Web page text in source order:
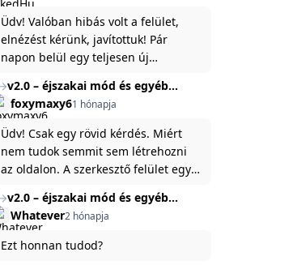
Üdv! Valóban hibás volt a felület,
elnézést kérünk, javítottuk! Pár
napon belül egy teljesen új
weboldal legújabb, 3.0-ás verzióját,
és vélhetően ez zavart be kicsit.Egy
baráti megjegyzés: ha nem fontos
és tud várni néhány napot a
tartalom, amit készíteni
szeretnél, inkább várj néhány napot,
mert ég és föld lesz a különbség a
jelenlegi rendszer és az új között -
legfőképpen egyébként épp
tartalomkészítési szempontból! :)
v2.0 – éjszakai mód és egyéb
fejlesztések
foxymaxy61 hónapja
Üdv! Csak egy rövid kérdés. Miért
nem tudok semmit sem létrehozni
az oldalon. A szerkesztő felület egy
Köszönöm ha válaszoltok.
v2.0 – éjszakai mód és egyéb
fejlesztések
Whatever2 hónapja
Ezt honnan tudod?